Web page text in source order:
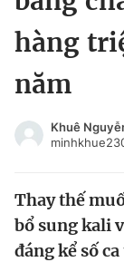
Chuyên mục khác
Chào ngày
Tin thị trường
Sản phẩm khác
Tin đã xem
Đăng xuất
hàng
năm
Khuê
Thay thế
bổ sung kali
đáng kể số